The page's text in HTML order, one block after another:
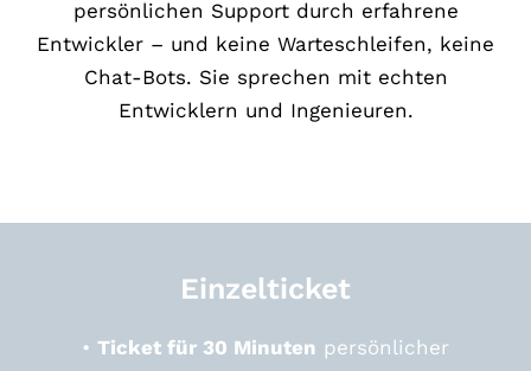
persönlichen Support durch erfahrene
Entwickler – und keine Warteschleifen, keine
Chat-Bots. Sie sprechen mit echten
Entwicklern und Ingenieuren.
Einzelticket
• Ticket für 30 Minuten persönlicher